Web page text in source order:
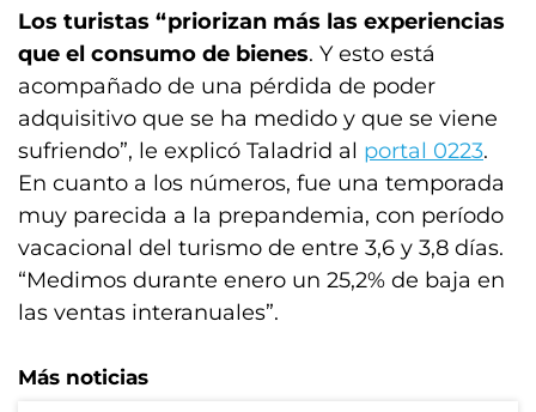
Los turistas “priorizan más las experiencias
que el consumo de bienes. Y esto está
acompañado de una pérdida de poder
adquisitivo que se ha medido y que se viene
sufriendo”, le explicó Taladrid al portal 0223.
En cuanto a los números, fue una temporada
muy parecida a la prepandemia, con período
vacacional del turismo de entre 3,6 y 3,8 días.
“Medimos durante enero un 25,2% de baja en
las ventas interanuales”.
Más noticias